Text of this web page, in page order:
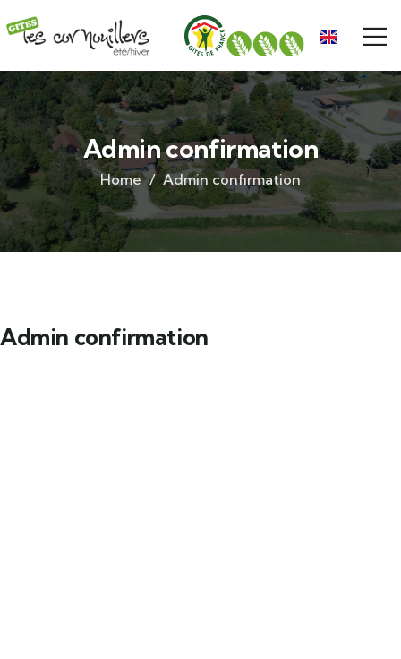
Admin confirmation
Home Admin confirmation
Admin confirmation